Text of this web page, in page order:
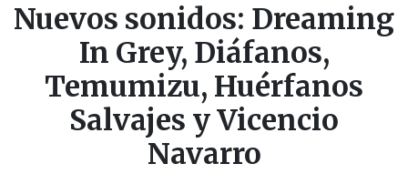
Nuevos sonidos: Dreaming
In Grey, Diáfanos,
Temumizu, Huérfanos
Salvajes y Vicencio
Navarro